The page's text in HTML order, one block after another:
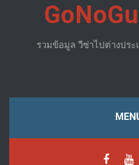
รวมข้อมูล วีซ่าไปต่างประ